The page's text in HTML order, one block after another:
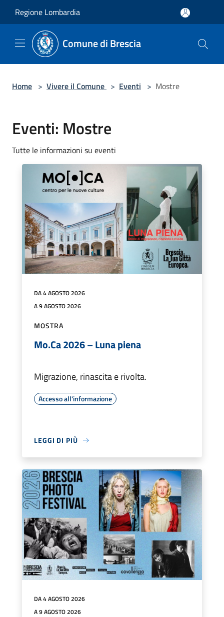
Regione Lombardia
Comune di Brescia
Home > Vivere il Comune > Eventi > Mostre
Eventi: Mostre
Tutte le informazioni su eventi
DA 4 AGOSTO 2026
A 9 AGOSTO 2026
MOSTRA
Mo.Ca 2026 – Luna piena
Migrazione, rinascita e rivolta.
Accesso all'informazione
LEGGI DI PIÙ
DA 4 AGOSTO 2026
A 9 AGOSTO 2026